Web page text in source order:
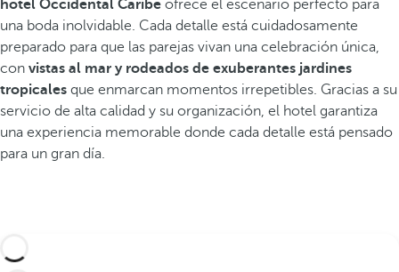
hotel Occidental Caribe ofrece el escenario perfecto para
una boda inolvidable. Cada detalle está cuidadosamente
preparado para que las parejas vivan una celebración única,
con vistas al mar y rodeados de exuberantes jardines
tropicales que enmarcan momentos irrepetibles. Gracias a su
servicio de alta calidad y su organización, el hotel garantiza
una experiencia memorable donde cada detalle está pensado
para un gran día.